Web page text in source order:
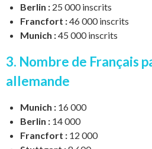
Berlin : 25 000 inscrits
Francfort :46 000 inscrits
Munich :45 000 inscrits
3. Nombre de Français
allemande
Munich : 16 000
Berlin : 14 000
Francfort : 12 000